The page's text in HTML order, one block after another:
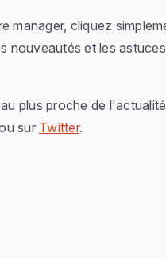
manager, cliquez
nouveautés et les
plus proche de
sur Twitter.